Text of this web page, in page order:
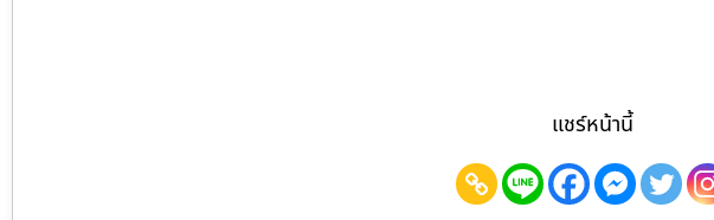
แชร์หน้านี้